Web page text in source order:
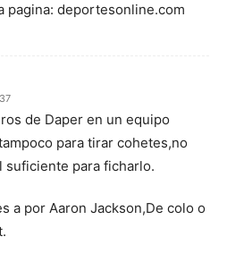
pagina: deportesonline.com
de Daper en un equipo
para tirar cohetes,no
suficiente para ficharlo.
a por Aaron Jackson,De colo o